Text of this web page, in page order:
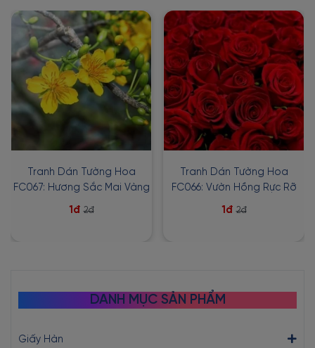
Tranh Dán Tường Hoa
FC067: Hương Sắc Mai Vàng
1đ 2đ
Tranh Dán Tường Hoa
FC066: Vườn Hồng Rực Rỡ
1đ 2đ
DANH MỤC SẢN PHẨM
Giấy Hàn